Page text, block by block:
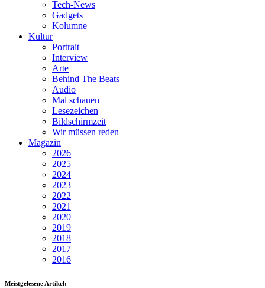
Tech-News
Gadgets
Kolumne
Kultur
Portrait
Interview
Arte
Behind The Beats
Audio
Mal schauen
Lesezeichen
Bildschirmzeit
Wir müssen reden
Magazin
2026
2025
2024
2023
2022
2021
2020
2019
2018
2017
2016
Meistgelesene Artikel: